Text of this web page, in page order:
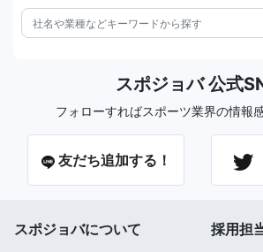
スポジョバ 公式
フォローすればスポーツ業界の情報
友だち追加する！
スポジョバについて 採用担